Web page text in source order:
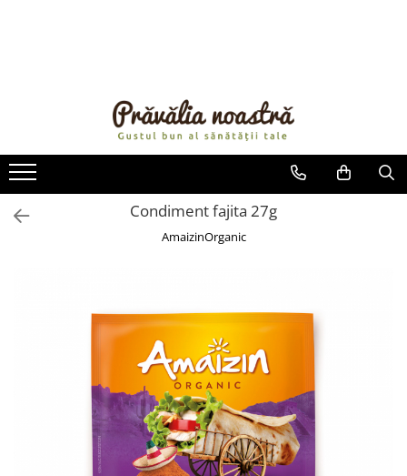
ULEIURI ȘI UNTURI
MĂSLINE
FRUCTE DESHIDRATATE
FĂINĂ FĂRĂ GLUTEN
BĂUTURI / LAPTE VEGETAL
OREZ ȘI CEREALE
CREME ȘI PASTE TARTINABILE
Condiment fajita 27g
AmaizinOrganic